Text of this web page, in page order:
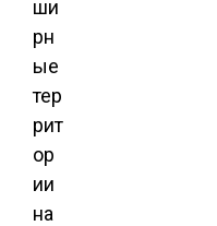
ши
рн
ые
тер
рит
ор
ии
на